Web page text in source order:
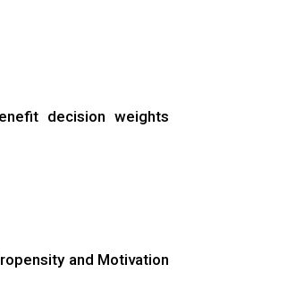
decision weights
and Motivation